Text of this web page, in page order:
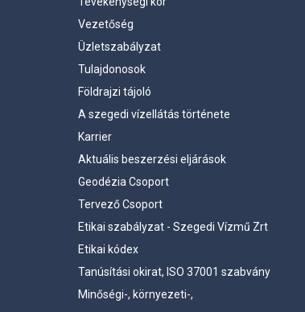
Vezetőség
Üzletszabályzat
Tulajdonosok
Földrajzi tájoló
A szegedi vízellátás története
Karrier
Aktuális beszerzési eljárások
Geodézia Csoport
Tervező Csoport
Etikai szabályzat - Szegedi Vízmű Zrt
Etikai kódex
Tanúsítási okirat, ISO 37001 szabvány
Minőségi-, környezeti-,